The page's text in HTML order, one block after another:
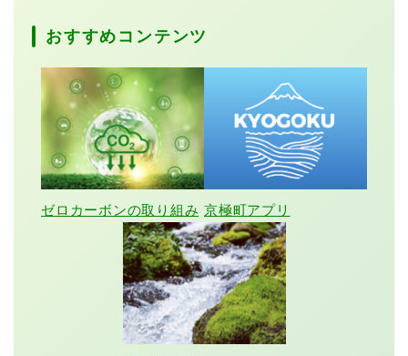
おすすめコンテンツ
ゼロカーボンの取り組み 京極町アプリ